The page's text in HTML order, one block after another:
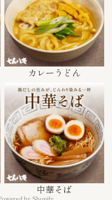
カレーうどん
中華そば
中華そば
Powered by Shopify